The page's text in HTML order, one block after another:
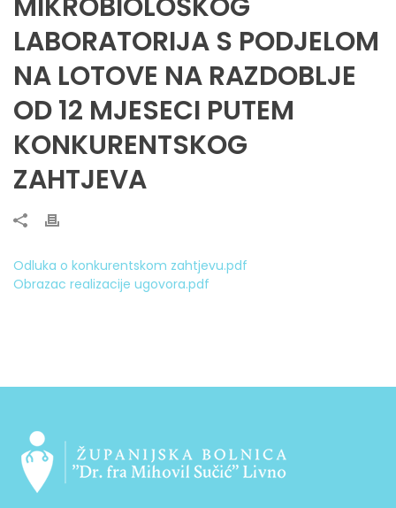
LABORATORIJA S PODJELOM
NA LOTOVE NA RAZDOBLJE
OD 12 MJESECI PUTEM
KONKURENTSKOG
ZAHTJEVA
Odluka o konkurentskom zahtjevu.pdf
Obrazac realizacije ugovora.pdf